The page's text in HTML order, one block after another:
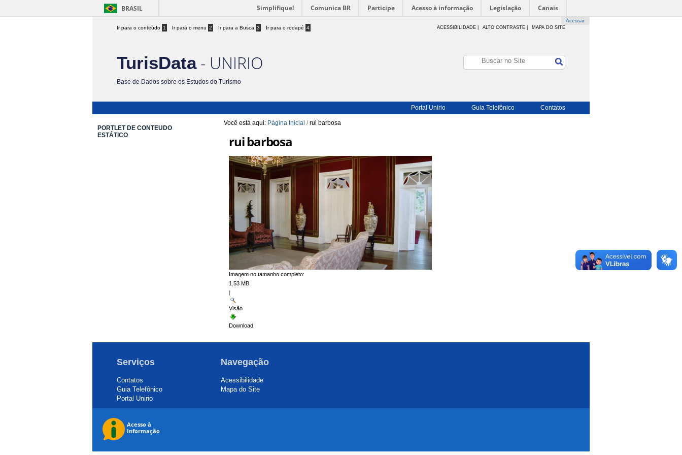
BRASIL Simplifique! Comunica BR Participe Acesso à informação Legislação Canais
Acessar
Ir para o conteúdo 1 Ir para o menu 2 Ir para a Busca 3 Ir para o rodapé 4 ACESSIBILIDADE ALTO CONTRASTE | MAPA DO SITE
TurisData- UNIRIO
Base de Dados sobre os Estudos do Turismo
Portal Unirio Guia Telefônico Contatos
Você está aqui: Página Inicial /rui barbosa
rui barbosa
Imagem no tamanho completo:
1.53 MB
|
Visão
Download
PORTLET DE CONTEUDO
ESTÁTICO
Serviços
Contatos
Guia Telefônico
Portal Unirio
Navegação
Acessibilidade
Mapa do Site